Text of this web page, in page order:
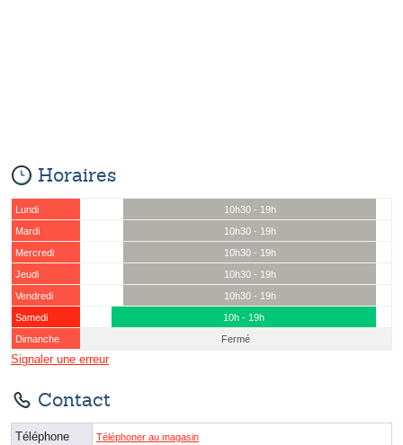
Horaires
Lundi
10h30 - 19h
Mardi
10h30 - 19h
Mercredi
10h30 - 19h
Jeudi
10h30 - 19h
Vendredi
10h30 - 19h
Samedi
10h - 19h
Dimanche
Fermé
Signaler une erreur
Contact
Téléphone Téléphoner au magasin